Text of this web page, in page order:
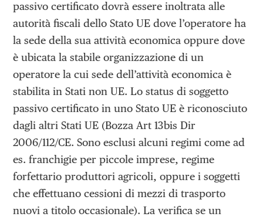
passivo certificato dovrà essere inoltrata alle
autorità fiscali dello Stato UE dove l’operatore ha
la sede della sua attività economica oppure dove
è ubicata la stabile organizzazione di un
operatore la cui sede dell’attività economica è
stabilita in Stati non UE. Lo status di soggetto
passivo certificato in uno Stato UE è riconosciuto
dagli altri Stati UE (Bozza Art 13bis Dir
2006/112/CE. Sono esclusi alcuni regimi come ad
es. franchigie per piccole imprese, regime
forfettario produttori agricoli, oppure i soggetti
che effettuano cessioni di mezzi di trasporto
nuovi a titolo occasionale). La verifica se un